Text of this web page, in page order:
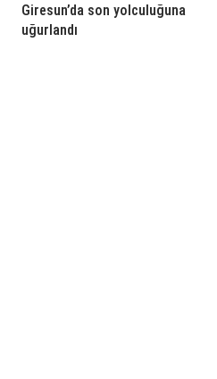
Giresun’da son yolculuğuna
uğurlandı